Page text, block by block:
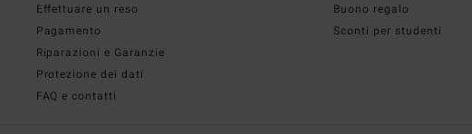
Effettuare un reso
Pagamento
Riparazioni e Garanzie
Protezione dei dati
FAQ e contatti
Buono regalo
Sconti per studenti